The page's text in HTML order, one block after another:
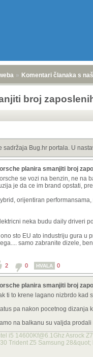
» Komentari članaka s
broj
sadržaja Bug.hr portala. U
planira smanjiti broj
se vozi na benzin, ne na
je da ce im brand opstati,
orijentiran
neka budu daily driveri
ono sto EU ato industriju gura u
samo zabranite dizele,
2 0 HVALA 0
planira smanjiti broj
ti to krene lagano nizbrdo kad
pa nakon pocetnog dizanja
na balkanu su valjda
i5 14600Kf@6.1Ghz Asrock
Trident Z5 Samsung